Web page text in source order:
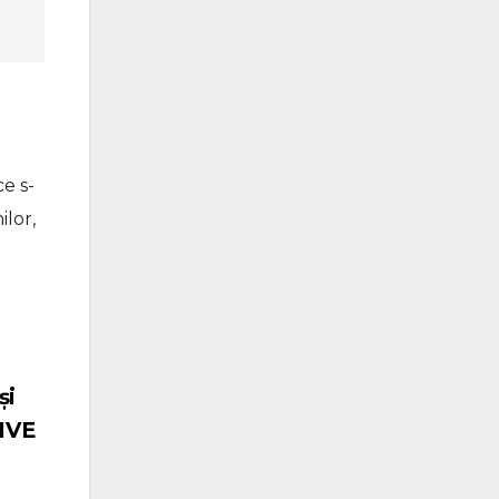
s-